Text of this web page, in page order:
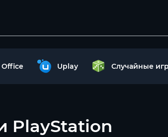
Office Uplay Случайные
PlayStation